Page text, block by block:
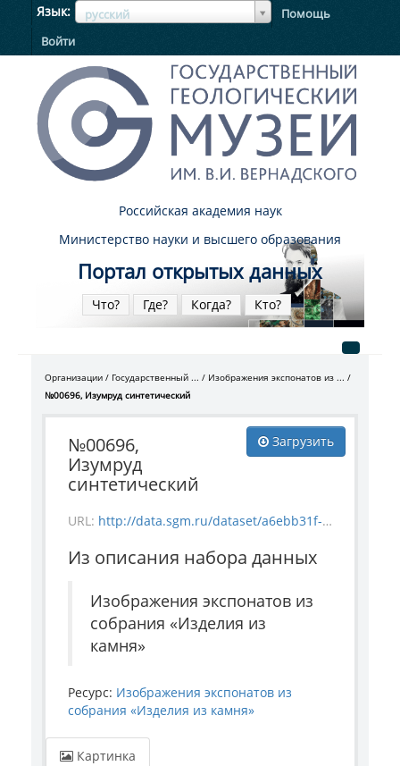
Язык русский
ЯзыкЯзык
Помощь
Войти
Российская академия наук
Министерство науки и высшего образования
Портал открытых данных
Что? Где? Когда? Кто?
Организации Государственный ...
Изображения экспонатов из ...
№00696, Изумруд синтетический
Загрузить
№00696,
Изумруд
синтетический
URL: http://data.sgm.ru/dataset/a6ebb31f-9dc9-4808-b7ac-da3eec9340a6/resource/4335f373-f14f-4e66-8abc-e4c08b75e90a/download/stoneproduct_696.jpg
Из описания набора данных
Изображения экспонатов из
собрания «Изделия из
камня»
Ресурс: Изображения экспонатов из
собрания «Изделия из камня»
Картинка